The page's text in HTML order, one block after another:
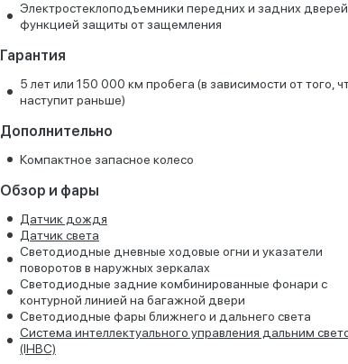
Электростеклоподъемники передних и задних
функцией защиты от защемления
Гарантия
5 лет или 150 000 км пробега (в зависимости от того,
наступит раньше)
Дополнительно
Компактное запасное колесо
Обзор и фары
Датчик дождя
Датчик света
Светодиодные дневные ходовые огни и указатели
поворотов в наружных зеркалах
Светодиодные задние комбинированные фонари с
контурной линией на багажной двери
Светодиодные фары ближнего и дальнего света
Система интеллектуального управления дальним
(IHBC)